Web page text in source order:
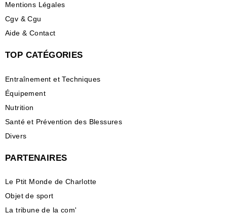
Mentions Légales
Cgv & Cgu
Aide & Contact
TOP CATÉGORIES
Entraînement et Techniques
Équipement
Nutrition
Santé et Prévention des Blessures
Divers
PARTENAIRES
Le Ptit Monde de Charlotte
Objet de sport
La tribune de la com'